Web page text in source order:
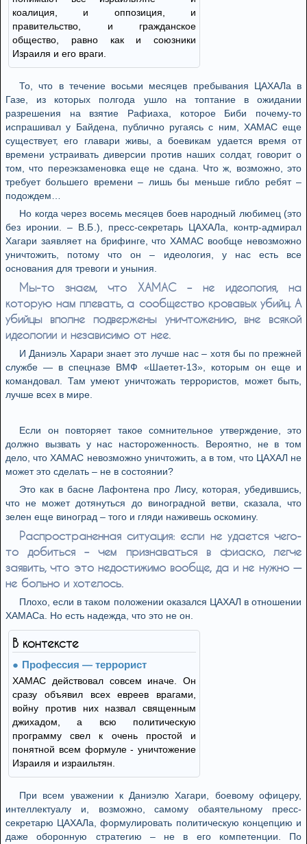
коалиция, и оппозиция, и
правительство, и гражданское
общество, равно как и союзники
Израиля и его враги.
То, что в течение восьми месяцев пребывания ЦАХАЛа в
Газе, из которых полгода ушло на топтание в ожидании
разрешения на взятие Рафиаха, которое Биби почему-то
испрашивал у Байдена, публично ругаясь с ним, ХАМАС еще
существует, его главари живы, а боевикам удается время от
времени устраивать диверсии против наших солдат, говорит о
том, что переэкзаменовка еще не сдана. Что ж, возможно, это
требует большего времени – лишь бы меньше гибло ребят –
подождем…
Но когда через восемь месяцев боев народный любимец (это
без иронии. – В.Б.), пресс-секретарь ЦАХАЛа, контр-адмирал
Хагари заявляет на брифинге, что ХАМАС вообще невозможно
уничтожить, потому что он – идеология, у нас есть все
основания для тревоги и уныния.
Мы-то знаем, что ХАМАС – не идеология, на
которую нам плевать, а сообщество кровавых убийц. А
убийцы вполне подвержены уничтожению, вне всякой
идеологии и независимо от нее.
И Даниэль Харари знает это лучше нас – хотя бы по прежней
службе — в спецназе ВМФ «Шаетет-13», которым он еще и
командовал. Там умеют уничтожать террористов, может быть,
лучше всех в мире.
Если он повторяет такое сомнительное утверждение, это
должно вызвать у нас настороженность. Вероятно, не в том
дело, что ХАМАС невозможно уничтожить, а в том, что ЦАХАЛ не
может это сделать – не в состоянии?
Это как в басне Лафонтена про Лису, которая, убедившись,
что не может дотянуться до виноградной ветви, сказала, что
зелен еще виноград – того и гляди наживешь оскомину.
Распространенная ситуация: если не удается чего-
то добиться – чем признаваться в фиаско, легче
заявить, что это недостижимо вообще, да и не нужно —
не больно и хотелось.
Плохо, если в таком положении оказался ЦАХАЛ в отношении
ХАМАСа. Но есть надежда, что это не он.
В контексте
Профессия — террорист
ХАМАС действовал совсем иначе. Он
сразу объявил всех евреев врагами,
войну против них назвал священным
джихадом, а всю политическую
программу свел к очень простой и
понятной всем формуле - уничтожение
Израиля и израильтян.
При всем уважении к Даниэлю Хагари, боевому офицеру,
интеллектуалу и, возможно, самому обаятельному пресс-
секретарю ЦАХАЛа, формулировать политическую концепцию и
даже оборонную стратегию – не в его компетенции. По